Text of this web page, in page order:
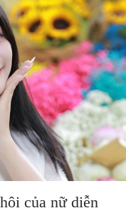
của nữ diễn